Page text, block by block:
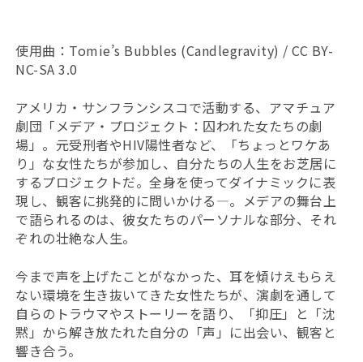
使用曲：Tomie’s Bubbles (Candlegravity) /CC BY-
NC-SA 3.0
アメリカ・サンフランシスコで活動する、アマチュア
劇団「メデア・プロジェクト：囚われた女たちの劇
場」。元受刑者やHIV陽性者など、「ちょっとワケあ
り」な女性たちが参加し、自分たちの人生をお芝居に
するプロジェクトだ。全身を使ってダイナミックに表
現し、観客に挑発的に問いかける―。メデアの舞台上
で語られるのは、彼女たちのパーソナルな部分、それ
ぞれの壮絶な人生。
今まで声を上げたことがなかった、耳を傾けえもらえ
ない環境を生き抜いてきた女性たちが、演劇を通して
自らのトラウマやストーリーを語り、「抑圧」と「沈
黙」から解き放たれた自分の「声」に出会い、観客と
響き合う。